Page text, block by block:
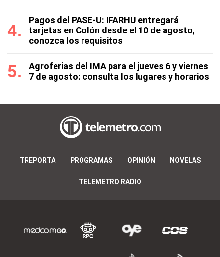
Pagos del PASE-U: IFARHU entregará
tarjetas en Colón desde el 10 de agosto,
conozca los requisitos
Agroferias del IMA para el jueves 6 y viernes
7 de agosto: consulta los lugares y horarios
TREPORTA PROGRAMAS OPINIÓN NOVELAS
TELEMETRO RADIO